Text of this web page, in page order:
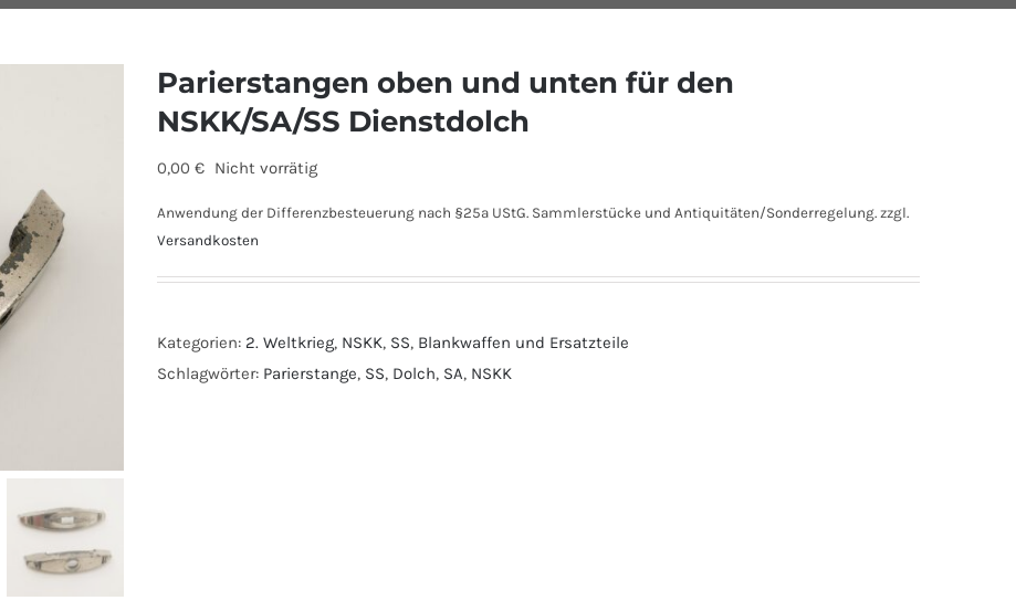
Parierstangen oben und unten für den
NSKK/SA/SS Dienstdolch
0,00 € Nicht vorrätig
Anwendung der Differenzbesteuerung nach §25a UStG. Sammlerstücke und Antiquitäten/Sonderregelung. zzgl.
Versandkosten
Kategorien: 2. Weltkrieg, NSKK, SS, Blankwaffen und Ersatzteile
Schlagwörter: Parierstange, SS, Dolch, SA, NSKK